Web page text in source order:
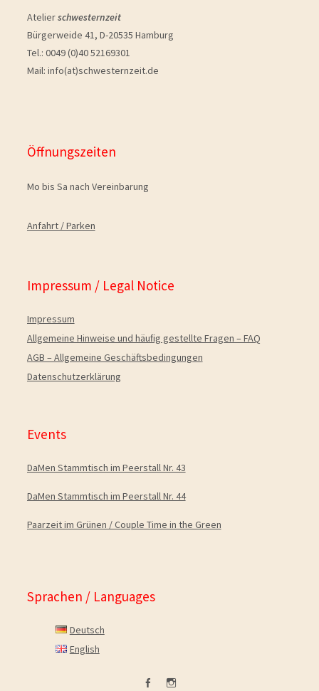
Atelierschwesternzeit
Bürgerweide 41, D-20535 Hamburg
Tel.: 0049 (0)40 52169301
Mail: info(at)schwesternzeit.de
Öffnungszeiten
Mo bis Sa nach Vereinbarung
Anfahrt / Parken
Impressum / Legal Notice
Impressum
Allgemeine Hinweise und häuﬁg gestellte Fragen – FAQ
AGB – Allgemeine Geschäftsbedingungen
Datenschutzerklärung
Events
DaMen Stammtisch im Peerstall Nr. 43
DaMen Stammtisch im Peerstall Nr. 44
Paarzeit im Grünen / Couple Time in the Green
Sprachen / Languages
Deutsch
English